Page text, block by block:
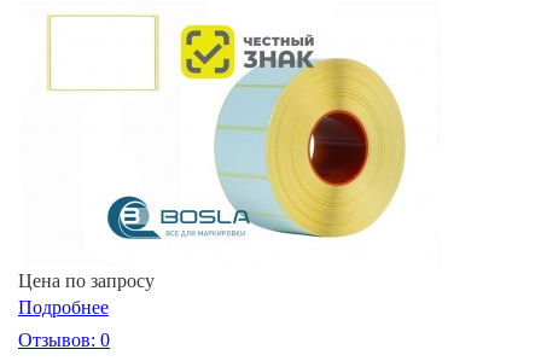
Цена по запросу
Подробнее
Отзывов: 0